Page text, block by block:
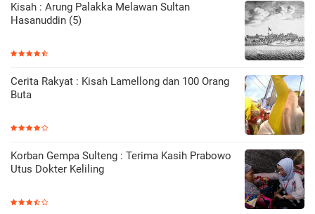
Kisah : Arung Palakka Melawan Sultan
Hasanuddin (5)
Cerita Rakyat : Kisah Lamellong dan 100 Orang
Buta
Korban Gempa Sulteng : Terima Kasih Prabowo
Utus Dokter Keliling